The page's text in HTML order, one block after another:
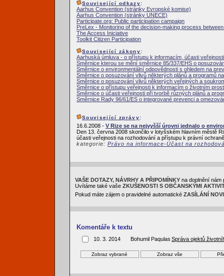
Související odkazy:
Aarhus Convention (stránky Evropské komise)
Aarhus Convention (stránky UNECE)
Participate.org: Public participation campaign
PreLex - Monitoring of the decision-making process
The Access Iniciative
Toolkit Citizen Participation
Související zákony:
Aarhuská úmluva - o přístupu k informacím, účasti
Směrnice kterou se mění směrnice 85/337/EHS o
Směrnice o environmentální odpovědnosti s ohledem na
Směrnice o posuzování vlivů některých plánů a programů
Směrnice o posuzování vlivů některých veřejných a
Směrnice o přístupu veřejnosti k informacím o životním
Směrnice o účasti veřejnosti při tvorbě různých plánů a
Směrnice Rady 96/61/ES o integrované prevenci a
Související zprávy:
16.6.2008 - V Rize se na nejvyšší úrovni jednalo o
Den 13. června 2008 skončilo v lotyšském hlavním městě
účasti veřejnosti na rozhodování a přístupu k právní
kategorie: Právo na informace-Účast na
VAŠE DOTAZY, NÁVRHY A PŘIPOMÍNKY na doplnění
Uvítáme také vaše ZKUŠENOSTI S OBČANSKÝMI
Pokud máte zájem o pravidelné automatické ZASÍLÁNÍ
Komentáře k textu
10. 3. 2014 Bohumil Paqulas Správa ojektů